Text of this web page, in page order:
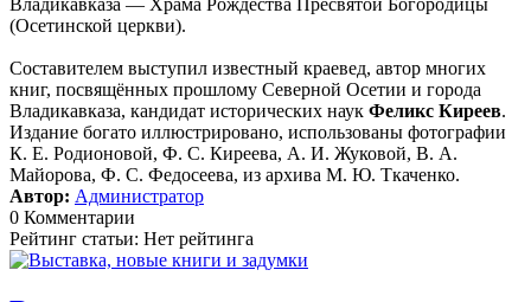
(Осетинской церкви).
Составителем выступил известный краевед, автор многих
книг, посвящённых прошлому Северной Осетии и города
Владикавказа, кандидат исторических наук Феликс Киреев.
Издание богато иллюстрировано, использованы фотографии
К. Е. Родионовой, Ф. С. Киреева, А. И. Жуковой, В. А.
Майорова, Ф. С. Федосеева, из архива М. Ю. Ткаченко.
Автор: Администратор
0 Комментарии
Рейтинг статьи: Нет рейтинга